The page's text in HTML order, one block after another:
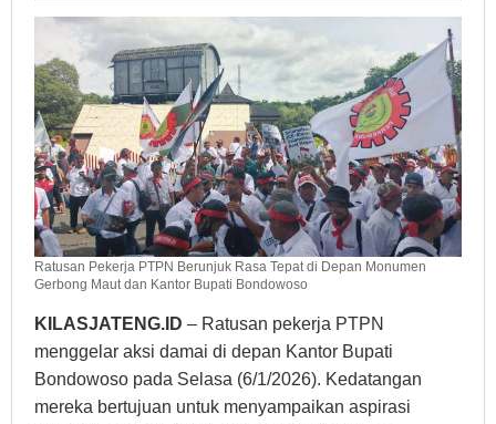
Konflik
Lahan
di
Ijen
Ratusan Pekerja PTPN Berunjuk Rasa Tepat di Depan Monumen
Gerbong Maut dan Kantor Bupati Bondowoso
KILASJATENG.ID – Ratusan pekerja PTPN
menggelar aksi damai di depan Kantor Bupati
Bondowoso pada Selasa (6/1/2026). Kedatangan
mereka bertujuan untuk menyampaikan aspirasi